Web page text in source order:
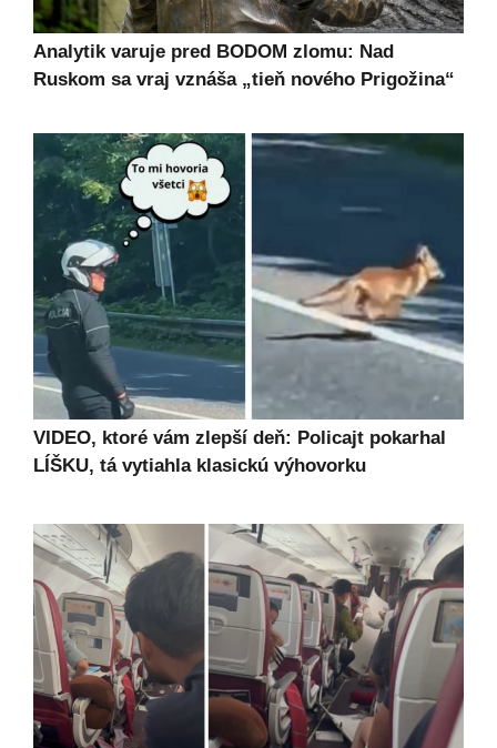
Analytik varuje pred BODOM zlomu: Nad
Ruskom sa vraj vznáša „tieň nového Prigožina“
VIDEO, ktoré vám zlepší deň: Policajt pokarhal
LÍŠKU, tá vytiahla klasickú výhovorku